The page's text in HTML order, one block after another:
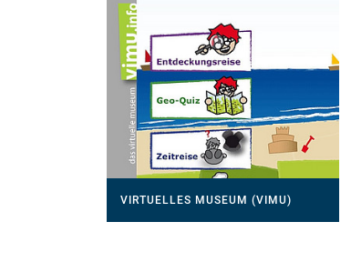
VIRTUELLES MUSEUM (VIMU)